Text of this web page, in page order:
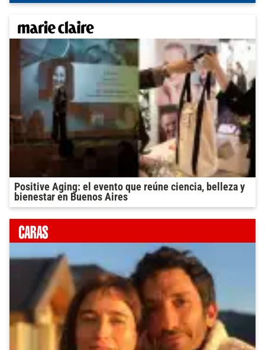
Positive Aging: el evento que reúne ciencia, belleza y
bienestar en Buenos Aires